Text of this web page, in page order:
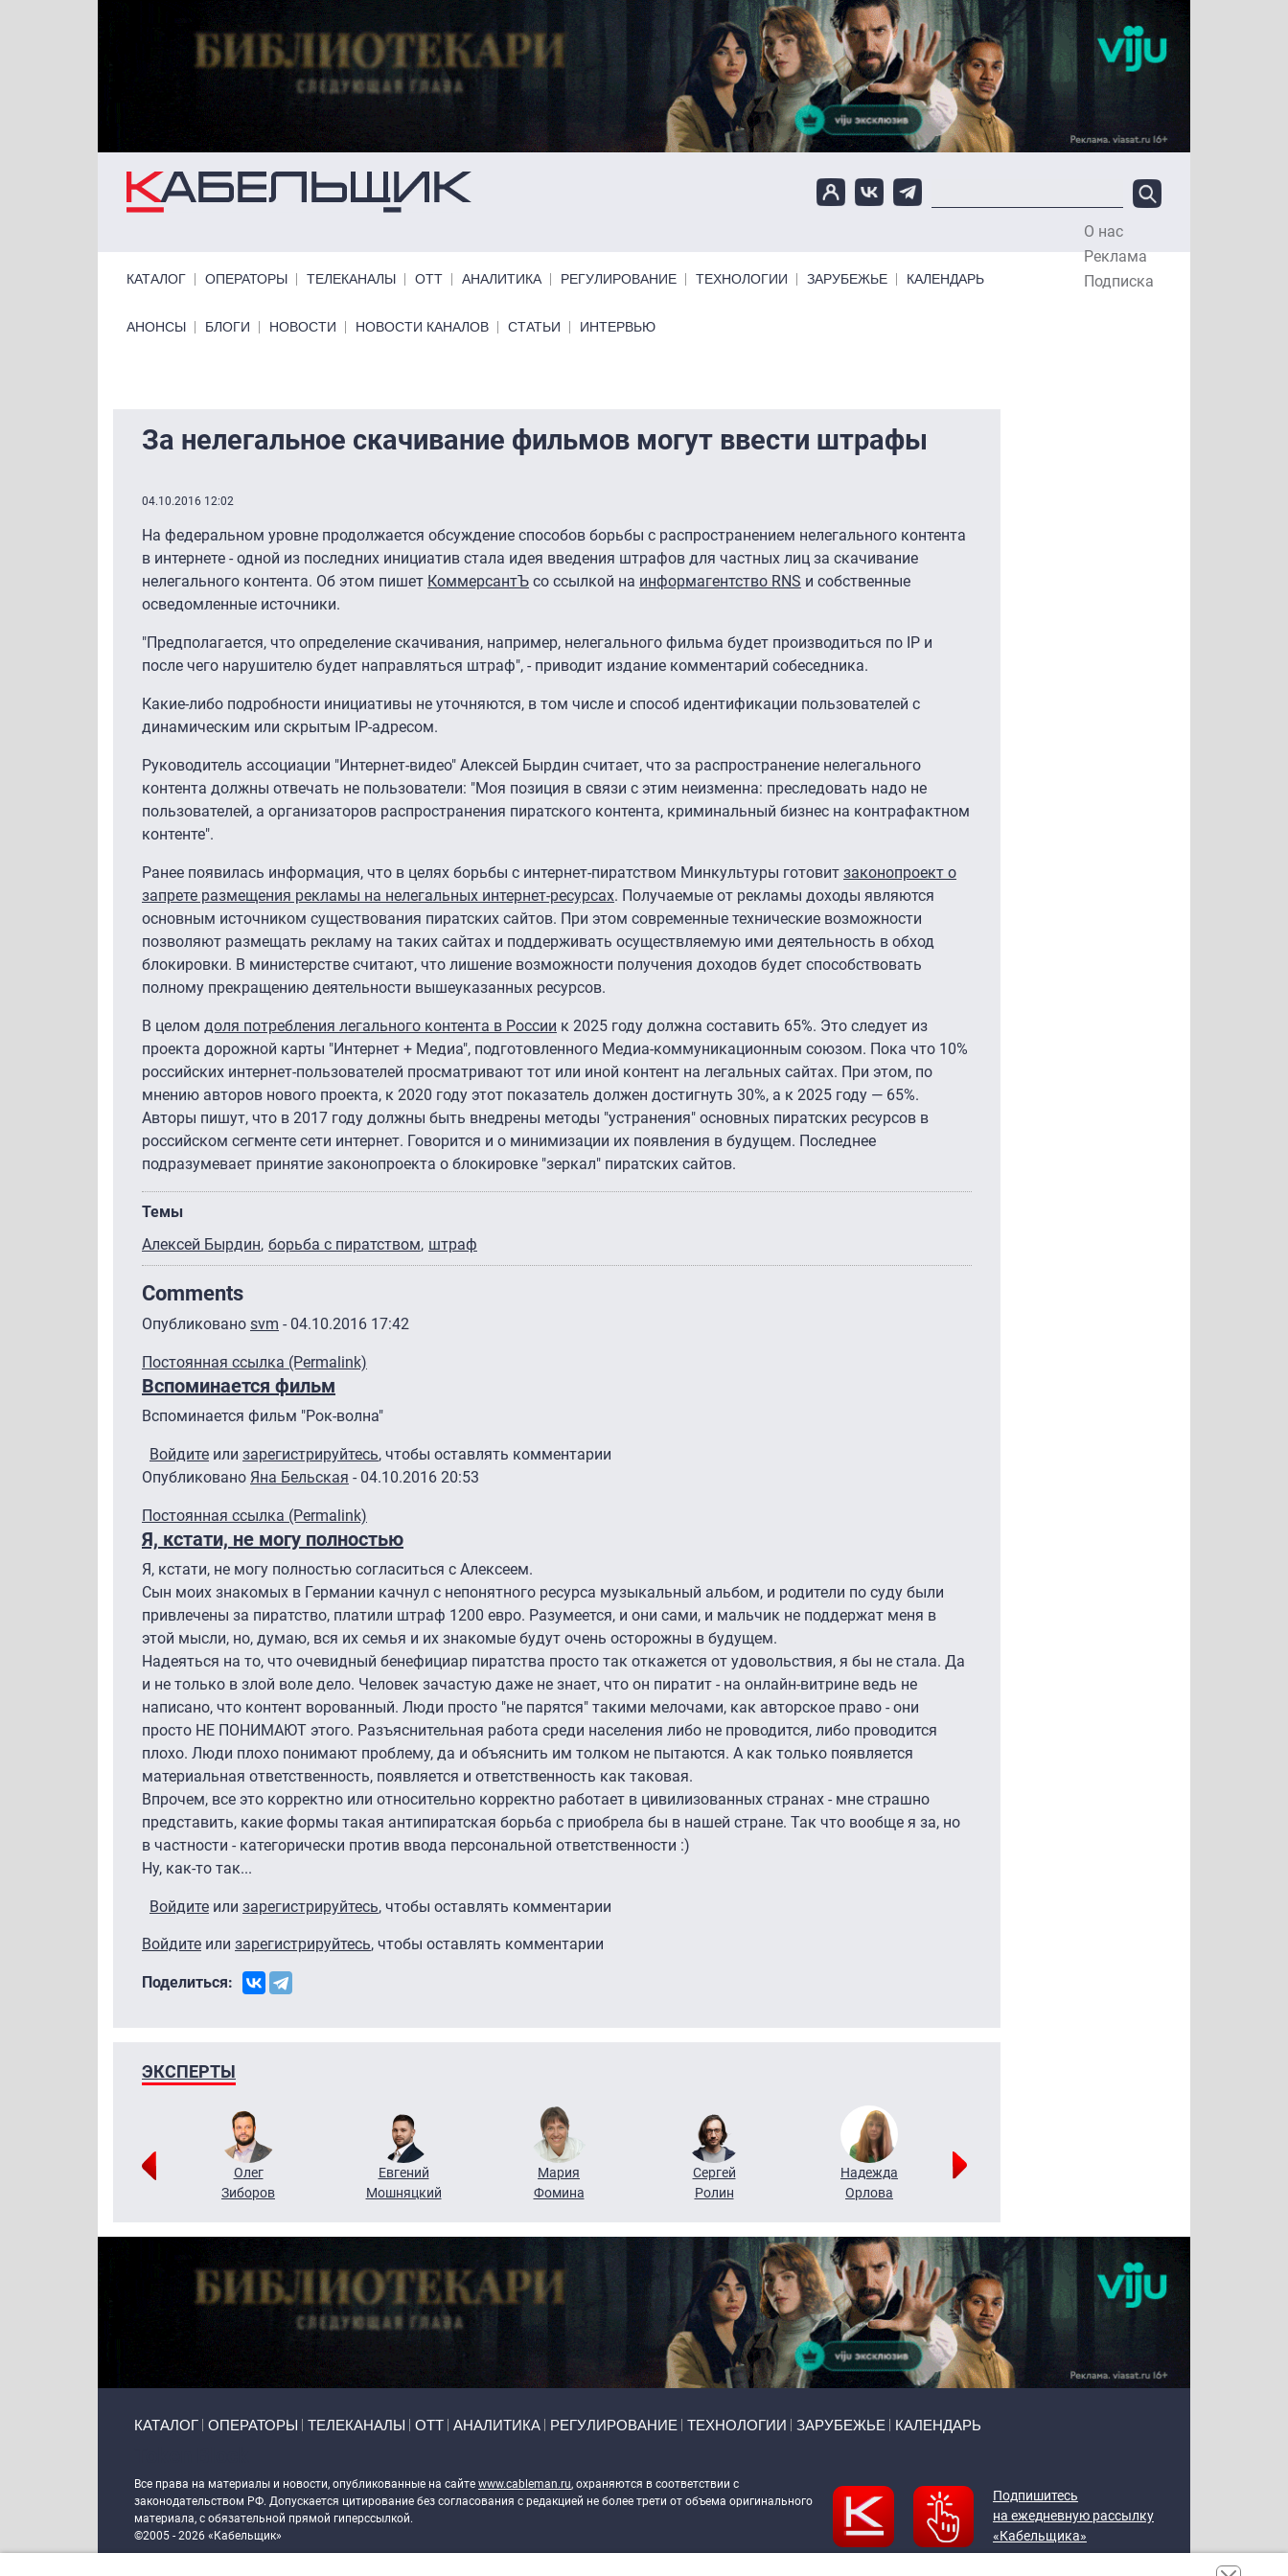
О нас
Реклама
Подписка
КАТАЛОГ ОПЕРАТОРЫ ТЕЛЕКАНАЛЫ ОТТ АНАЛИТИКА РЕГУЛИРОВАНИЕ ТЕХНОЛОГИИ ЗАРУБЕЖЬЕ КАЛЕНДАРЬ
Primary links bottom
АНОНСЫ БЛОГИ НОВОСТИ НОВОСТИ КАНАЛОВ СТАТЬИ ИНТЕРВЬЮ
За нелегальное скачивание фильмов могут ввести штрафы
04.10.2016 12:02
На федеральном уровне продолжается обсуждение способов борьбы с распространением нелегального контента
в интернете - одной из последних инициатив стала идея введения штрафов для частных лиц за скачивание
нелегального контента. Об этом пишет КоммерсантЪ со ссылкой на информагентство RNS и собственные
осведомленные источники.
"Предполагается, что определение скачивания, например, нелегального фильма будет производиться по IP и
после чего нарушителю будет направляться штраф", - приводит издание комментарий собеседника.
Какие-либо подробности инициативы не уточняются, в том числе и способ идентификации пользователей с
динамическим или скрытым IP-адресом.
Руководитель ассоциации "Интернет-видео" Алексей Бырдин считает, что за распространение нелегального
контента должны отвечать не пользователи: "Моя позиция в связи с этим неизменна: преследовать надо не
пользователей, а организаторов распространения пиратского контента, криминальный бизнес на контрафактном
контенте".
Ранее появилась информация, что в целях борьбы с интернет-пиратством Минкультуры готовит законопроект о
запрете размещения рекламы на нелегальных интернет-ресурсах. Получаемые от рекламы доходы являются
основным источником существования пиратских сайтов. При этом современные технические возможности
позволяют размещать рекламу на таких сайтах и поддерживать осуществляемую ими деятельность в обход
блокировки. В министерстве считают, что лишение возможности получения доходов будет способствовать
полному прекращению деятельности вышеуказанных ресурсов.
В целом доля потребления легального контента в России к 2025 году должна составить 65%. Это следует из
проекта дорожной карты "Интернет + Медиа", подготовленного Медиа-коммуникационным союзом. Пока что 10%
российских интернет-пользователей просматривают тот или иной контент на легальных сайтах. При этом, по
мнению авторов нового проекта, к 2020 году этот показатель должен достигнуть 30%, а к 2025 году — 65%.
Авторы пишут, что в 2017 году должны быть внедрены методы "устранения" основных пиратских ресурсов в
российском сегменте сети интернет. Говорится и о минимизации их появления в будущем. Последнее
подразумевает принятие законопроекта о блокировке "зеркал" пиратских сайтов.
Темы
Алексей Бырдин борьба с пиратством штраф
Comments
Опубликовано svm - 04.10.2016 17:42
Постоянная ссылка (Permalink)
Вспоминается фильм
Вспоминается фильм "Рок-волна"
Войдите или зарегистрируйтесь, чтобы оставлять комментарии
Опубликовано Яна Бельская - 04.10.2016 20:53
Постоянная ссылка (Permalink)
Я, кстати, не могу полностью
Я, кстати, не могу полностью согласиться с Алексеем.
Сын моих знакомых в Германии качнул с непонятного ресурса музыкальный альбом, и родители по суду были
привлечены за пиратство, платили штраф 1200 евро. Разумеется, и они сами, и мальчик не поддержат меня в
этой мысли, но, думаю, вся их семья и их знакомые будут очень осторожны в будущем.
Надеяться на то, что очевидный бенефициар пиратства просто так откажется от удовольствия, я бы не стала. Да
и не только в злой воле дело. Человек зачастую даже не знает, что он пиратит - на онлайн-витрине ведь не
написано, что контент ворованный. Люди просто "не парятся" такими мелочами, как авторское право - они
просто НЕ ПОНИМАЮТ этого. Разъяснительная работа среди населения либо не проводится, либо проводится
плохо. Люди плохо понимают проблему, да и объяснить им толком не пытаются. А как только появляется
материальная ответственность, появляется и ответственность как таковая.
Впрочем, все это корректно или относительно корректно работает в цивилизованных странах - мне страшно
представить, какие формы такая антипиратская борьба с приобрела бы в нашей стране. Так что вообще я за, но
в частности - категорически против ввода персональной ответственности :)
Ну, как-то так...
Войдите или зарегистрируйтесь, чтобы оставлять комментарии
Войдите или зарегистрируйтесь, чтобы оставлять комментарии
Поделиться:
ЭКСПЕРТЫ
Олег
Зиборов
Евгений
Мошняцкий
Мария
Фомина
Сергей
Ролин
Надежда
Орлова
КАТАЛОГ ОПЕРАТОРЫ ТЕЛЕКАНАЛЫ ОТТ АНАЛИТИКА РЕГУЛИРОВАНИЕ ТЕХНОЛОГИИ ЗАРУБЕЖЬЕ КАЛЕНДАРЬ
Все права на материалы и новости, опубликованные на сайте www.cableman.ru, охраняются в соответствии с
законодательством РФ. Допускается цитирование без согласования с редакцией не более трети от объема оригинального
материала, с обязательной прямой гиперссылкой.
©2005 - 2026 «Кабельщик»
Подпишитесь
на ежедневную рассылку
«Кабельщика»